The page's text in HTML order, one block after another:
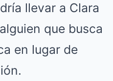
llevar a Clara
que busca
en lugar de